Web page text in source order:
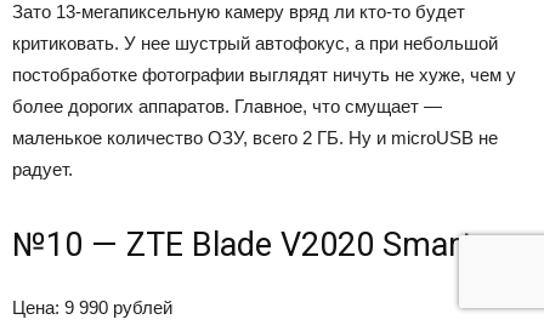
Зато 13-мегапиксельную камеру вряд ли кто-то будет
критиковать. У нее шустрый автофокус, а при небольшой
постобработке фотографии выглядят ничуть не хуже, чем у
более дорогих аппаратов. Главное, что смущает —
маленькое количество ОЗУ, всего 2 ГБ. Ну и microUSB не
радует.
№10 — ZTE Blade V2020 Smart
Цена: 9 990 рублей